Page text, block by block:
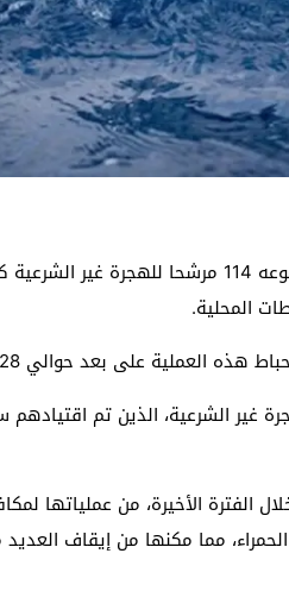
تم بإقليم العيون، إيقاف ما مجموعه 114 مرشحا
المحلية.
على بعد حوالي 28 كلم شمال-غرب ميناء العيون.
غير الشرعية، الذين تم
الفترة الأخيرة، من عملياتها
مما مكنها من إيقاف